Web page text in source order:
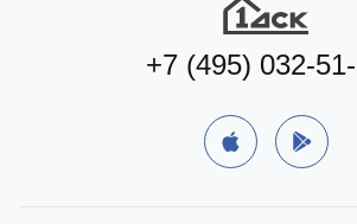
+7 (495) 032-